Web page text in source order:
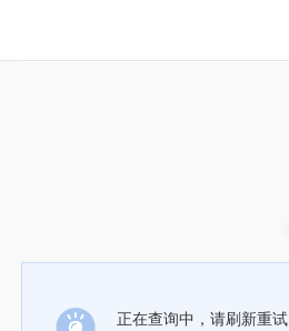
正在查询中，请刷新重试